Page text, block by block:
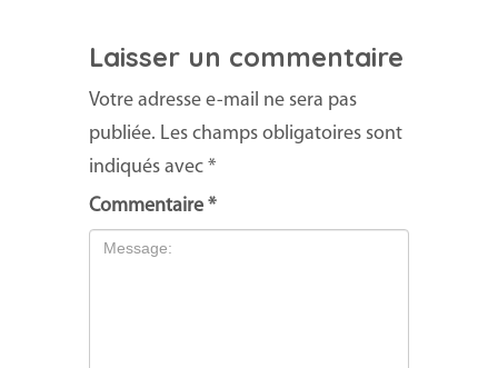
Laisser un commentaire
Votre adresse e-mail ne sera pas
publiée. Les champs obligatoires sont
indiqués avec *
Commentaire *